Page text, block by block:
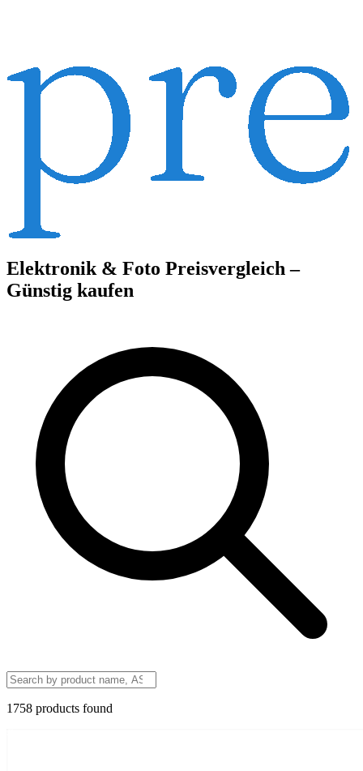
Elektronik & Foto Preisvergleich –
Günstig kaufen
1758 products found